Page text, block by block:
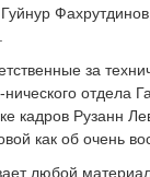
за
нического
кадров Рузанн
как об очень
любой